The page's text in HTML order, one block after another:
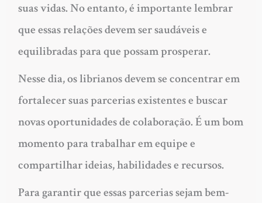
suas vidas. No entanto, é importante lembrar
que essas relações devem ser saudáveis e
equilibradas para que possam prosperar.
Nesse dia, os librianos devem se concentrar em
fortalecer suas parcerias existentes e buscar
novas oportunidades de colaboração. É um bom
momento para trabalhar em equipe e
compartilhar ideias, habilidades e recursos.
Para garantir que essas parcerias sejam bem-